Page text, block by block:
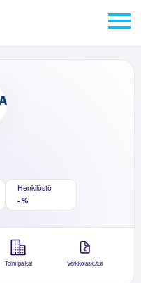
Henkilöstö
- %
Toimipaikat Verkkolaskutus